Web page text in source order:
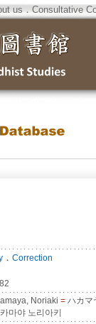
us．Consultative
． Correction
Noriaki = ハカマ
마야 노리아키